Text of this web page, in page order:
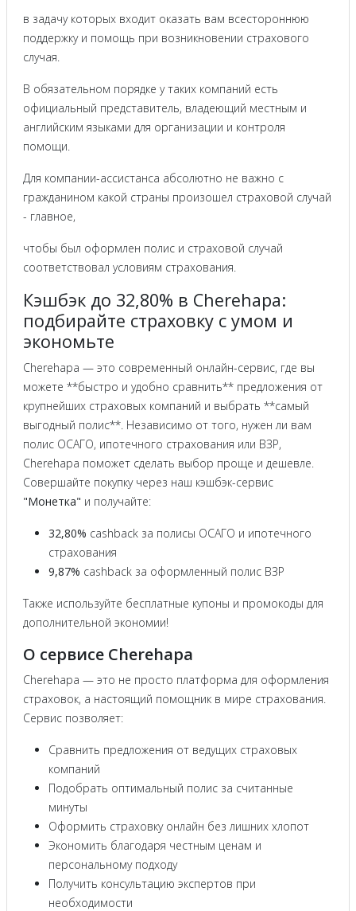
в задачу которых входит оказать вам всестороннюю
поддержку и помощь при возникновении страхового
случая.
В обязательном порядке у таких компаний есть
официальный представитель, владеющий местным и
английским языками для организации и контроля
помощи.
Для компании-ассистанса абсолютно не важно с
гражданином какой страны произошел страховой случай
- главное,
чтобы был оформлен полис и страховой случай
соответствовал условиям страхования.
Кэшбэк до 32,80% в Cherehapa:
подбирайте страховку с умом и
экономьте
Cherehapa — это современный онлайн-сервис, где вы
можете **быстро и удобно сравнить** предложения от
крупнейших страховых компаний и выбрать **самый
выгодный полис**. Независимо от того, нужен ли вам
полис ОСАГО, ипотечного страхования или ВЗР,
Cherehapa поможет сделать выбор проще и дешевле.
Совершайте покупку через наш кэшбэк-сервис
"Монетка" и получайте:
32,80% cashback за полисы ОСАГО и ипотечного
страхования
9,87% cashback за оформленный полис ВЗР
Также используйте бесплатные купоны и промокоды для
дополнительной экономии!
О сервисе Cherehapa
Cherehapa — это не просто платформа для оформления
страховок, а настоящий помощник в мире страхования.
Сервис позволяет:
Сравнить предложения от ведущих страховых
компаний
Подобрать оптимальный полис за считанные
минуты
Оформить страховку онлайн без лишних хлопот
Экономить благодаря честным ценам и
персональному подходу
Получить консультацию экспертов при
необходимости